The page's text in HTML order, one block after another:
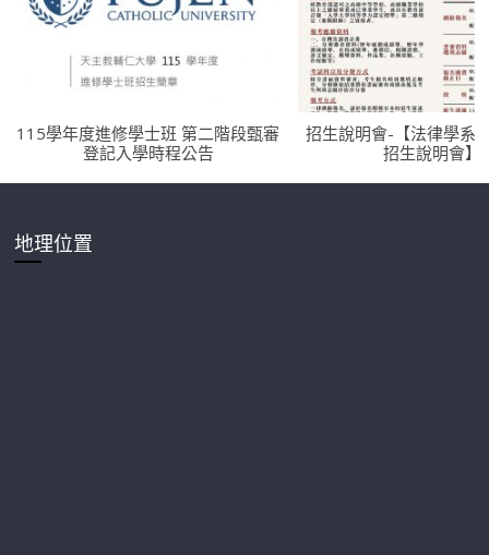
115學年度進修學士班 第二階段甄審
登記入學時程公告
招生說明會-【法律學系
招生說明會】
地理位置